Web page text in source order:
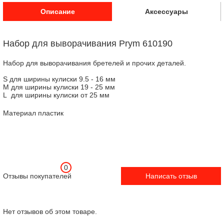
Описание Аксессуары
Набор для выворачивания Prym 610190
Набор для выворачивания бретелей и прочих деталей.
S для ширины кулиски 9.5 - 16 мм
M для ширины кулиски 19 - 25 мм
L для ширины кулиски от 25 мм
Материал пластик
Отзывы покупателей
0
Написать отзыв
Нет отзывов об этом товаре.